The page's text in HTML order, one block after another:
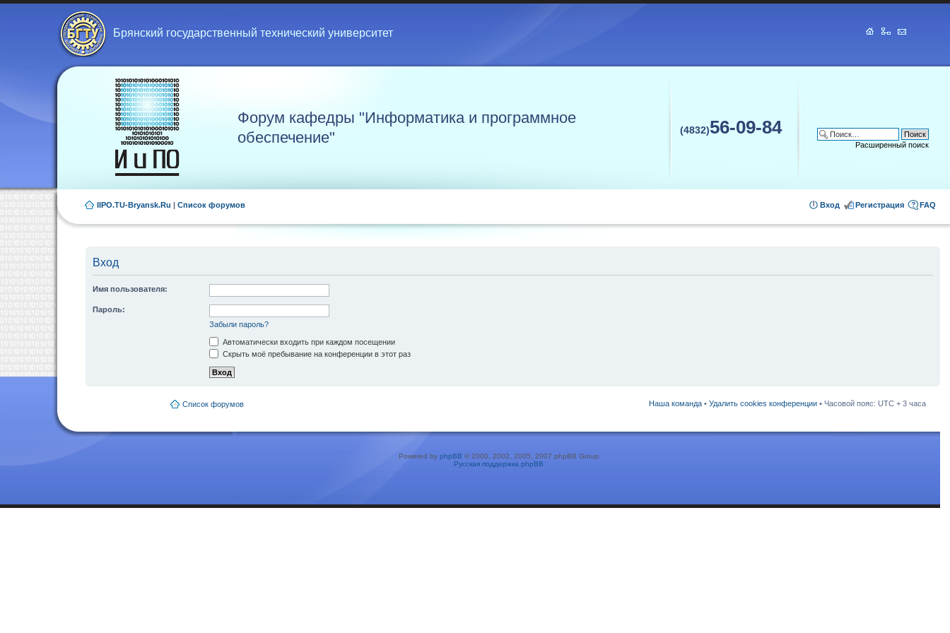
Брянский государственный технический университет
Форум кафедры "Информатика и программное
обеспечение"
(4832)56-09-84
Расширенный поиск
IIPO.TU-Bryansk.Ru | Список форумов FAQ
Регистрация
Вход
Вход
Имя пользователя:
Пароль:
Забыли пароль?
Автоматически входить при каждом посещении
Скрыть моё пребывание на конференции в этот раз
Список форумов Наша команда • Удалить cookies конференции • Часовой пояс: UTC + 3 часа
Powered by phpBB © 2000, 2002, 2005, 2007 phpBB Group
Русская поддержка phpBB